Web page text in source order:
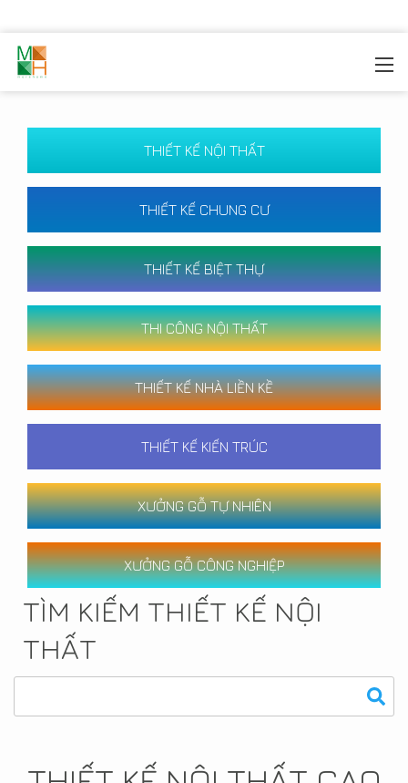
THIẾT KẾ NỘI THẤT
THIẾT KẾ CHUNG CƯ
THIẾT KẾ BIỆT THỰ
THI CÔNG NỘI THẤT
THIẾT KẾ NHÀ LIỀN KỀ
THIẾT KẾ KIẾN TRÚC
XƯỞNG GỖ TỰ NHIÊN
XƯỞNG GỖ CÔNG NGHIỆP
TÌM KIẾM THIẾT KẾ NỘI
THẤT